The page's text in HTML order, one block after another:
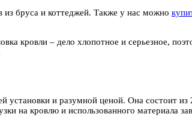
из бруса и коттеджей. Также у нас можно
кровли – дело хлопотное и серьезное,
установки и разумной ценой. Она состоит из
на кровлю и использованного материала